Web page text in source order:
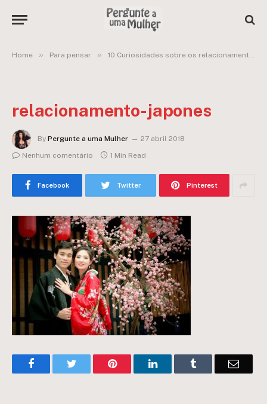
Home » Para pensar » 10 Curiosidades sobre os relacionamentos dos japoneses
relacionamento-japones
By Pergunte a uma Mulher
27 abril 2018
Nenhum comentário
1 Min Read
Facebook Twitter Pinterest
FacebookTwitter Pinterest LinkedInTumblr Email